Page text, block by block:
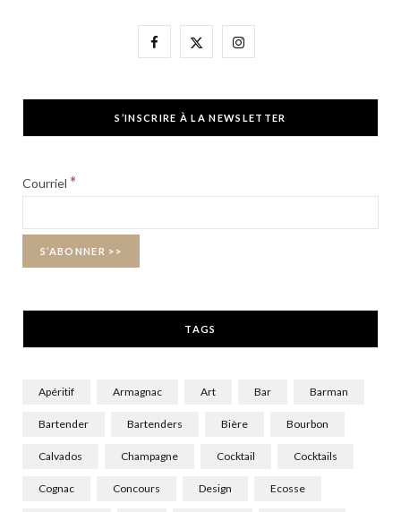
F
e
X
w
I
t
S’INSCRIRE À LA NEWSLETTER
Courriel *
TAGS
Apéritif Armagnac Art Bar Barman
Bartender Bartenders Bière Bourbon
Calvados Champagne Cocktail Cocktails
Cognac Concours Design Ecosse